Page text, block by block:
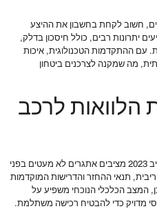
חשוב לקחת בחשבון את ההיצע
יתרונות רבים, כולל חיסכון בדלק,
עם ההתקדמות הטכנולוגית, איכות
מה שמקנה לצרכנים ביטחון
לרכב
תנאי הלוואות לרכישת רכב יד שנייה באביב 2023 מציבים אתגרים לא מעטים בפני
תנאי ההחזר והדרישות המוקדמות
המצב הכלכלי הנוכחי משפיע על
מדויק כדי להבטיח רכישה משתלמת.